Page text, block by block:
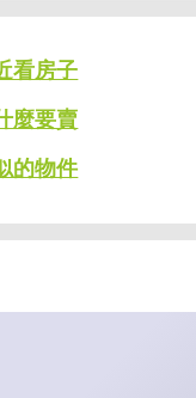
煩惱！
、收租一次到位
看房子
麼要賣
的物件